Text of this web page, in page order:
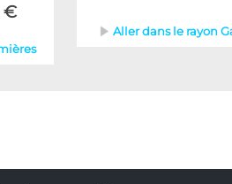
€
Aller dans le rayon